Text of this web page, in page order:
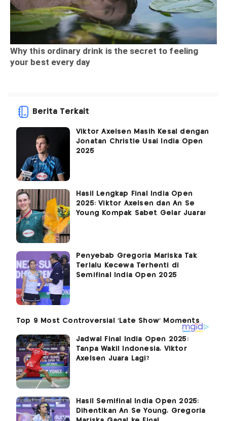
Berita Terkait
Viktor Axelsen Masih Kesal dengan
Jonatan Christie Usai India Open
2025
Hasil Lengkap Final India Open
2025: Viktor Axelsen dan An Se
Young Kompak Sabet Gelar Juara!
Penyebab Gregoria Mariska Tak
Terlalu Kecewa Terhenti di
Semifinal India Open 2025
Jadwal Final India Open 2025:
Tanpa Wakil Indonesia, Viktor
Axelsen Juara Lagi?
Hasil Semifinal India Open 2025:
Dihentikan An Se Young, Gregoria